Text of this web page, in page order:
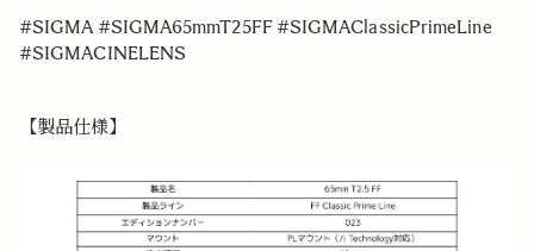
#SIGMA #SIGMA65mmT25FF #SIGMAClassicPrimeLine
#SIGMACINELENS
【製品仕様】